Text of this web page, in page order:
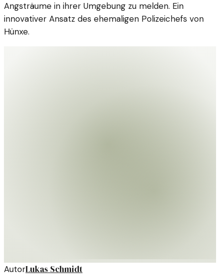
Angsträume in ihrer Umgebung zu melden. Ein
innovativer Ansatz des ehemaligen Polizeichefs von
Hünxe.
AutorLukas Schmidt